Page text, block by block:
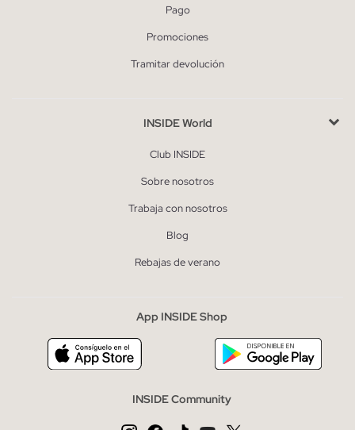
Pago
Promociones
Tramitar devolución
INSIDE World
Club INSIDE
Sobre nosotros
Trabaja con nosotros
Blog
Rebajas de verano
App INSIDE Shop
INSIDE Community